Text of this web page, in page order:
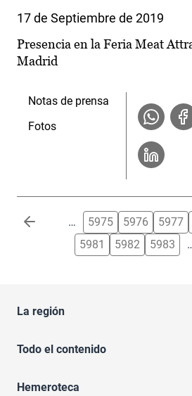
17 de Septiembre de 2019
Presencia en la Feria Meat
Madrid
Notas de prensa
Fotos
Paginación … 5975 5976 5977
5981
5982 5983
La región
Todo el contenido
Hemeroteca